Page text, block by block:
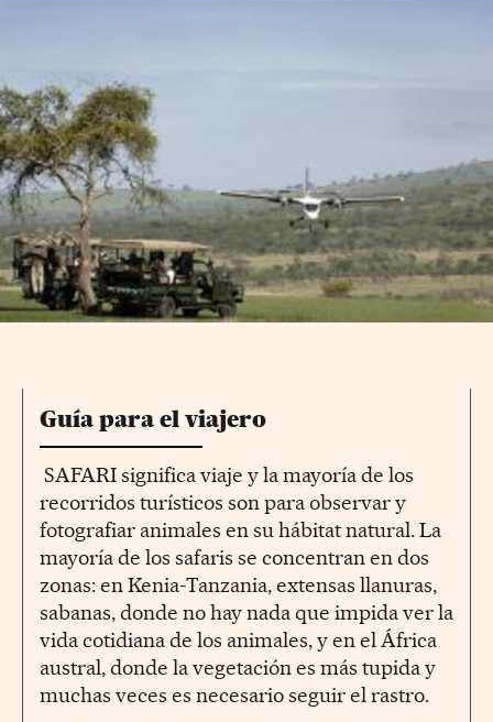
Guía para el viajero
SAFARI significa viaje y la mayoría de los
recorridos turísticos son para observar y
fotografiar animales en su hábitat natural. La
mayoría de los safaris se concentran en dos
zonas: en Kenia-Tanzania, extensas llanuras,
sabanas, donde no hay nada que impida ver la
vida cotidiana de los animales, y en el África
austral, donde la vegetación es más tupida y
muchas veces es necesario seguir el rastro.